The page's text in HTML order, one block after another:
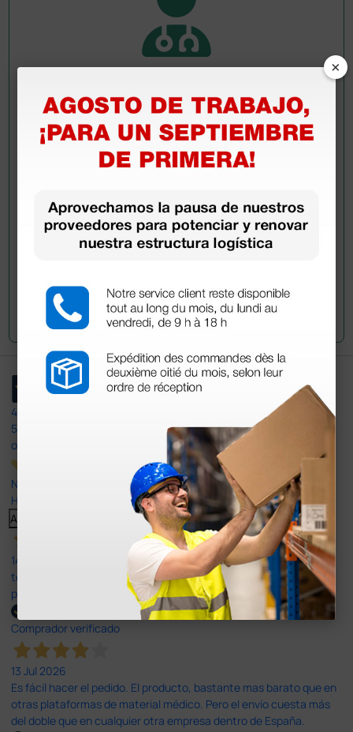
¿Todavía tienes alguna duda? ¿Necesitas más
información?
Envía ahora mismo tu pregunta a los colegas que ya
Envía tu pregunta
4,4
597
opiniones
Nuestras reseñas de 4 y 5 estrellas.
Haga clic aquí para leerlos todos >
Anterior
14 Jul 2026
todo correcto. podria señalar que un poco caro los portes y el
plazo de entrega se alarga.
Comprador verificado
13 Jul 2026
Es fácil hacer el pedido. El producto, bastante mas barato que en
otras plataformas de material médico. Pero el envío cuesta más
del doble que en cualquier otra empresa dentro de España.
×